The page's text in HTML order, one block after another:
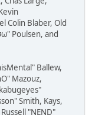
Colin Blaber, Old
Poulsen, and
Ballew,
Mazouz,
Smith, Kays,
"NEND"